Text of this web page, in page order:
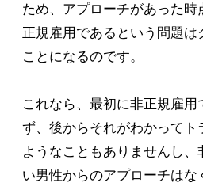
ため、アプローチがあった
正規雇用であるという問題は
ことになるのです。
これなら、最初に非正規雇
ず、後からそれがわかってト
ようなこともありませんし、
い男性からのアプローチはな